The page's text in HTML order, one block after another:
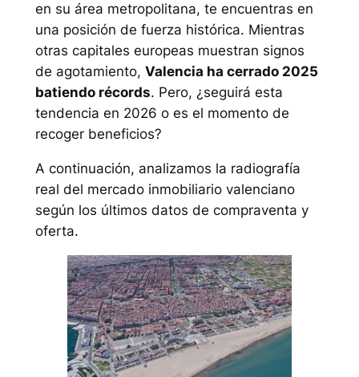
en su área metropolitana, te encuentras en
una posición de fuerza histórica. Mientras
otras capitales europeas muestran signos
de agotamiento, Valencia ha cerrado 2025
batiendo récords. Pero, ¿seguirá esta
tendencia en 2026 o es el momento de
recoger beneficios?
A continuación, analizamos la radiografía
real del mercado inmobiliario valenciano
según los últimos datos de compraventa y
oferta.